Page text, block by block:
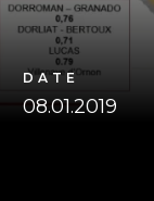
DATE
08.01.2019